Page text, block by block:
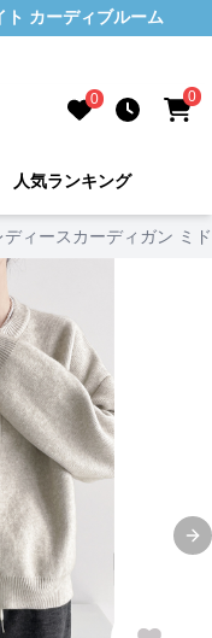
ト カーディブルーム
0 0
人気ランキング
ディースカーディガン ミ